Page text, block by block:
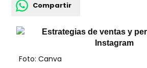
Compartir
Foto: Canva